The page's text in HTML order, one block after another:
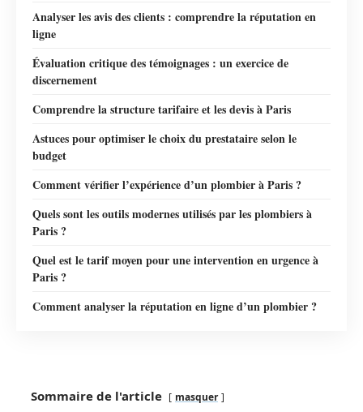
Analyser les avis des clients : comprendre la réputation en
ligne
Évaluation critique des témoignages : un exercice de
discernement
Comprendre la structure tarifaire et les devis à Paris
Astuces pour optimiser le choix du prestataire selon le
budget
Comment vérifier l’expérience d’un plombier à Paris ?
Quels sont les outils modernes utilisés par les plombiers à
Paris ?
Quel est le tarif moyen pour une intervention en urgence à
Paris ?
Comment analyser la réputation en ligne d’un plombier ?
Sommaire de l'article masquer